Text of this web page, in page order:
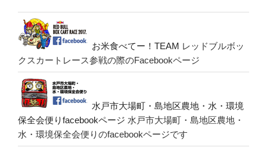
お米食べてー！TEAM レッドブルボッ
クスカートレース参戦の際のFacebookページ
水戸市大場町・島地区農地・水・環境
保全会便りfacebookページ 水戸市大場町・島地区農地・
水・環境保全会便りのfacebookページです